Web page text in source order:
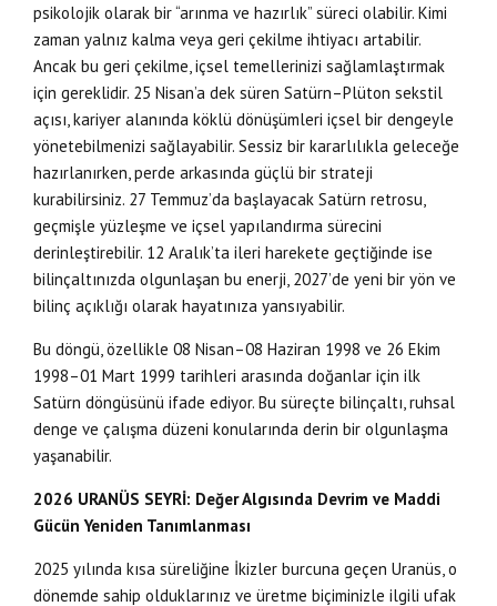
psikolojik olarak bir “arınma ve hazırlık” süreci olabilir. Kimi
zaman yalnız kalma veya geri çekilme ihtiyacı artabilir.
Ancak bu geri çekilme, içsel temellerinizi sağlamlaştırmak
için gereklidir. 25 Nisan’a dek süren Satürn–Plüton sekstil
açısı, kariyer alanında köklü dönüşümleri içsel bir dengeyle
yönetebilmenizi sağlayabilir. Sessiz bir kararlılıkla geleceğe
hazırlanırken, perde arkasında güçlü bir strateji
kurabilirsiniz. 27 Temmuz’da başlayacak Satürn retrosu,
geçmişle yüzleşme ve içsel yapılandırma sürecini
derinleştirebilir. 12 Aralık’ta ileri harekete geçtiğinde ise
bilinçaltınızda olgunlaşan bu enerji, 2027’de yeni bir yön ve
bilinç açıklığı olarak hayatınıza yansıyabilir.
Bu döngü, özellikle 08 Nisan–08 Haziran 1998 ve 26 Ekim
1998–01 Mart 1999 tarihleri arasında doğanlar için ilk
Satürn döngüsünü ifade ediyor. Bu süreçte bilinçaltı, ruhsal
denge ve çalışma düzeni konularında derin bir olgunlaşma
yaşanabilir.
2026 URANÜS SEYRİ: Değer Algısında Devrim ve Maddi
Gücün Yeniden Tanımlanması
2025 yılında kısa süreliğine İkizler burcuna geçen Uranüs, o
dönemde sahip olduklarınız ve üretme biçiminizle ilgili ufak